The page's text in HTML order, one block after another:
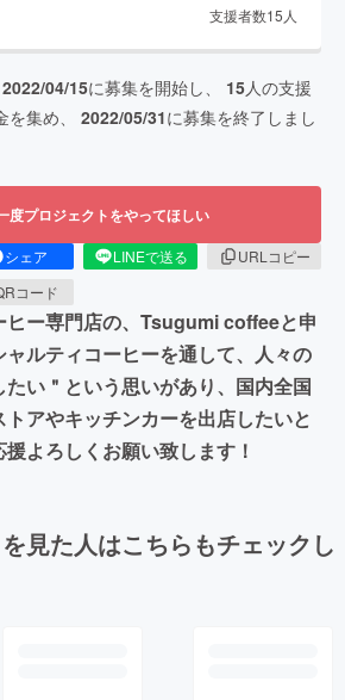
支援者数15 人
2022/04/15に募集を開始し、 15人の支援
を集め、 2022/05/31に募集を終了しまし
度プロジェクトをやってほしい
シェア LINEで送る
URLコピー
コード
ヒー専門店の、Tsugumi coffeeと申
ルティコーヒーを通して、人々の
い＂という思いがあり、国内全国
アやキッチンカーを出店したいと
よろしくお願い致します！
見た人はこちらもチェックし